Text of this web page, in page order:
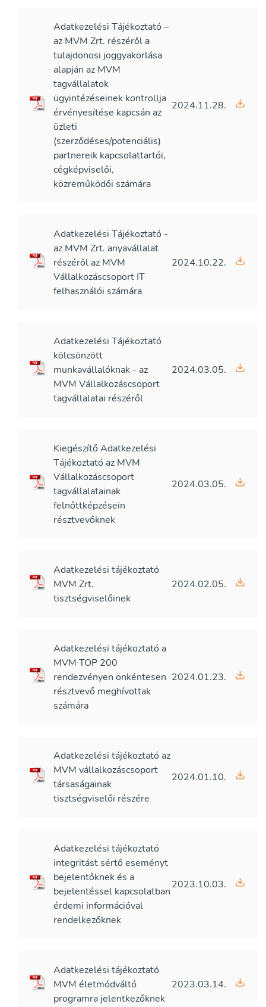
Adatkezelési Tájékoztató –
az MVM Zrt. részéről a
tulajdonosi joggyakorlása
alapján az MVM
tagvállalatok
ügyintézéseinek kontrollja
érvényesítése kapcsán az
üzleti
(szerződéses/potenciális)
partnereik kapcsolattartói,
cégképviselői,
közreműködői számára
2024.11.28.
Adatkezelési Tájékoztató -
az MVM Zrt. anyavállalat
részéről az MVM
Vállalkozáscsoport IT
felhasználói számára
2024.10.22.
Adatkezelési Tájékoztató
kölcsönzött
munkavállalóknak - az
MVM Vállalkozáscsoport
tagvállalatai részéről
2024.03.05.
Kiegészítő Adatkezelési
Tájékoztató az MVM
Vállalkozáscsoport
tagvállalatainak
felnőttképzésein
résztvevőknek
2024.03.05.
Adatkezelési tájékoztató
MVM Zrt.
tisztségviselőinek
2024.02.05.
Adatkezelési tájékoztató a
MVM TOP 200
rendezvényen önkéntesen
résztvevő meghívottak
számára
2024.01.23.
Adatkezelési tájékoztató az
MVM vállalkozáscsoport
társaságainak
tisztségviselői részére
2024.01.10.
Adatkezelési tájékoztató
integritást sértő eseményt
bejelentőknek és a
bejelentéssel kapcsolatban
érdemi információval
rendelkezőknek
2023.10.03.
Adatkezelési tájékoztató
MVM életmódváltó
programra jelentkezőknek
2023.03.14.